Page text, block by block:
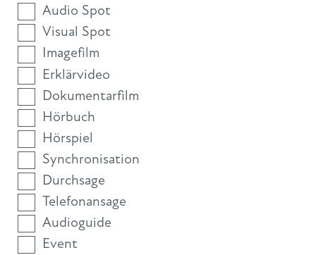
Audio Spot
Visual Spot
Imagefilm
Erklärvideo
Dokumentarfilm
Hörbuch
Hörspiel
Synchronisation
Durchsage
Telefonansage
Audioguide
Event